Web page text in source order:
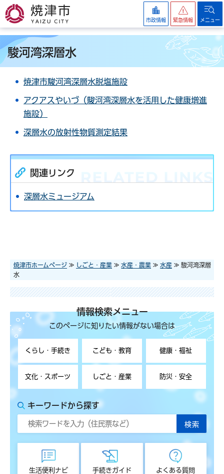
焼津市
市政情報 緊急情報 メニュー
駿河湾深層水
焼津市駿河湾深層水脱塩施設
アクアスやいづ（駿河湾深層水を活用した健康増進
施設）
深層水の放射性物質測定結果
関連リンク
深層水ミュージアム
焼津市ホームページ ≫ しごと・産業 ≫ 水産・農業 ≫ 水産 ≫ 駿河湾深層
水
情報検索メニュー
このページに知りたい情報がない場合は
くらし・手続き こども・教育 健康・福祉
文化・スポーツ しごと・産業 防災・安全
キーワードから探す
生活便利ナビ 手続きガイド よくある質問